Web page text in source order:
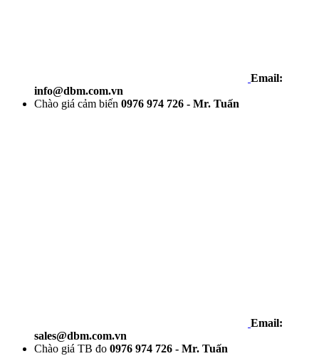
Email:
info@dbm.com.vn
Chào giá cảm biến 0976 974 726 - Mr. Tuấn
Email:
sales@dbm.com.vn
Chào giá TB đo 0976 974 726 - Mr. Tuấn